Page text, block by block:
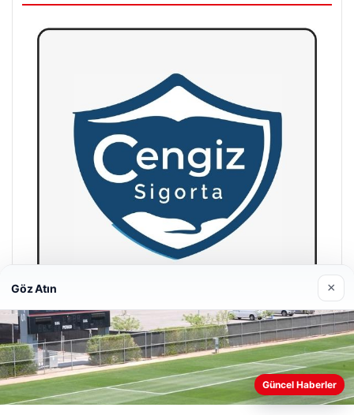
Hastaş Beton
26/05/2026
Web sitemizi nasıl kullandığınızı daha iyi anlayabilmek,
Göz Atın ×
Güncel Haberler